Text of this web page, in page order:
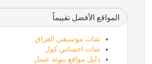
المواقع الأفضل تقييماً
شات موسيقى العراق
شات احساس كول
دليل مواقع بنوتة عسل